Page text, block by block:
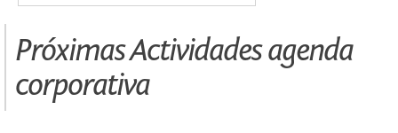
Próximas Actividades agenda
corporativa